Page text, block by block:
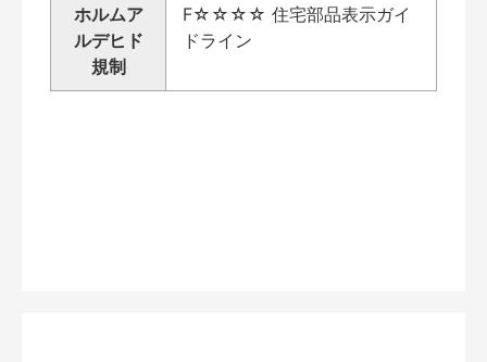
ホルムア
ルデヒド
規制
F☆☆☆☆ 住宅部品表示ガイ
ドライン